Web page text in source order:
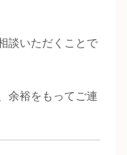
談いただくことで
余裕をもってご連